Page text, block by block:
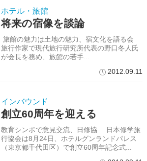
ホテル・旅館
将来の宿像を談論
旅館の魅力は土地の魅力、宿文化を語る会
旅行作家で現代旅行研究所代表の野口冬人氏
が会長を務め、旅館の若手...
2012.09.11
インバウンド
創立60周年を迎える
教育シンポで意見交流、日修協 日本修学旅
行協会は8月24日、ホテルグンランドパレス
（東京都千代田区）で創立60周年記念式...